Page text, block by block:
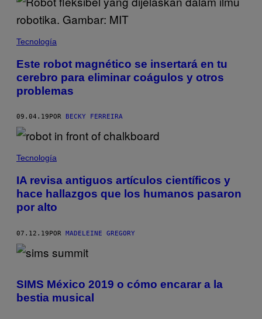
Tecnología
Este robot magnético se insertará en tu
cerebro para eliminar coágulos y otros
problemas
09.04.19 POR BECKY FERREIRA
Tecnología
IA revisa antiguos artículos científicos y
hace hallazgos que los humanos pasaron
por alto
07.12.19POR MADELEINE GREGORY
SIMS México 2019 o cómo encarar a la
bestia musical